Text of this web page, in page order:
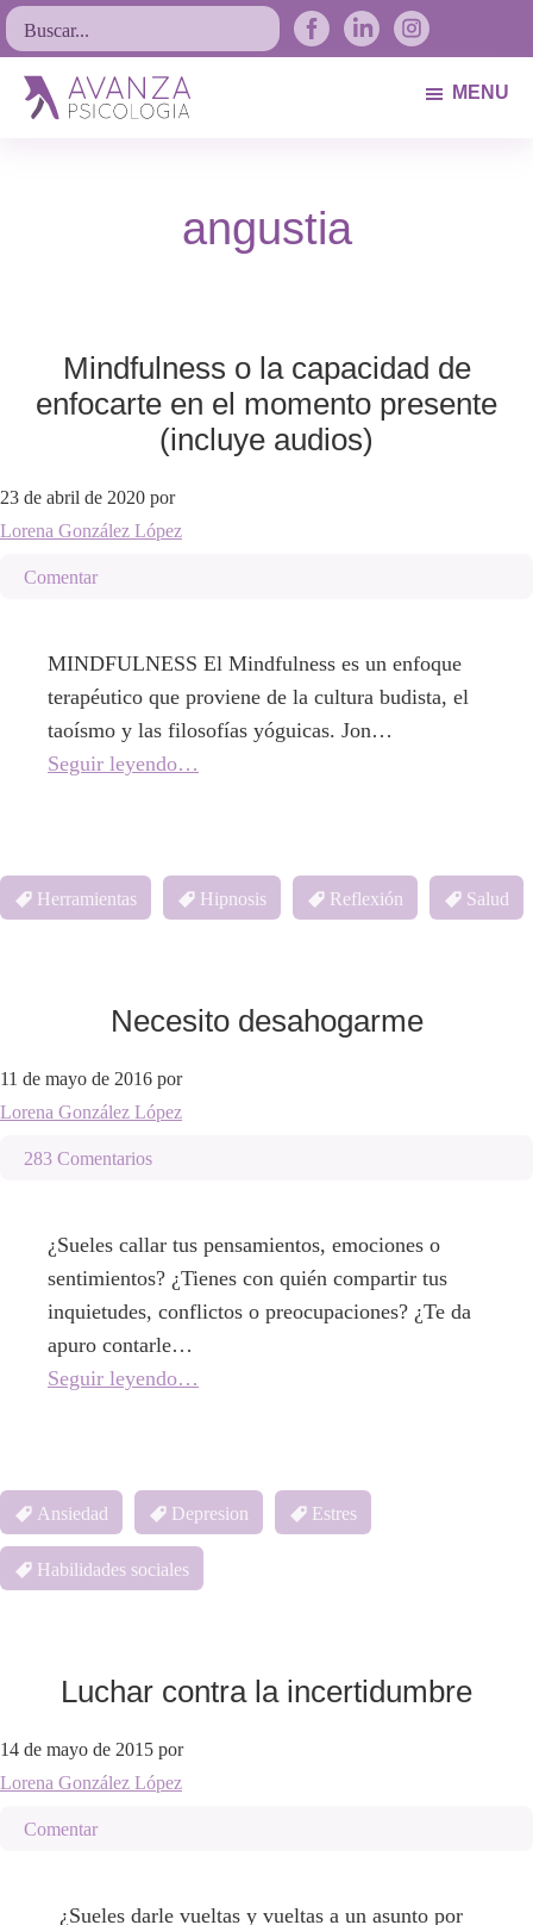
Saltar
a
navegación
Saltar
al
contenido
principal
Saltar
al
pie
Buscar...
MENU
angustia
Mindfulness o la capacidad de
enfocarte en el momento presente
(incluye audios)
23 de abril de 2020 por
Lorena González López
Comentar
MINDFULNESS El Mindfulness es un enfoque
terapéutico que proviene de la cultura budista, el
taoísmo y las filosofías yóguicas. Jon…
Seguir leyendo…
Herramientas Hipnosis Reflexión Salud
Necesito desahogarme
11 de mayo de 2016 por
Lorena González López
283 Comentarios
¿Sueles callar tus pensamientos, emociones o
sentimientos? ¿Tienes con quién compartir tus
inquietudes, conflictos o preocupaciones? ¿Te da
apuro contarle…
Seguir leyendo…
Ansiedad Depresion Estres
Habilidades sociales
Luchar contra la incertidumbre
14 de mayo de 2015 por
Lorena González López
Comentar
¿Sueles darle vueltas y vueltas a un asunto por